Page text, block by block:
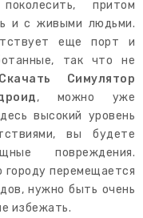
притом
и с живыми людьми.
еще порт и
так что не
Скачать Симулятор
, можно уже
высокий уровень
вы будете
повреждения.
городу перемещается
нужно быть очень
избежать.